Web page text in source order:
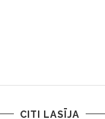
CITI LASĪJA